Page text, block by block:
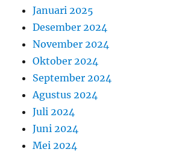
Januari 2025
Desember 2024
November 2024
Oktober 2024
September 2024
Agustus 2024
Juli 2024
Juni 2024
Mei 2024